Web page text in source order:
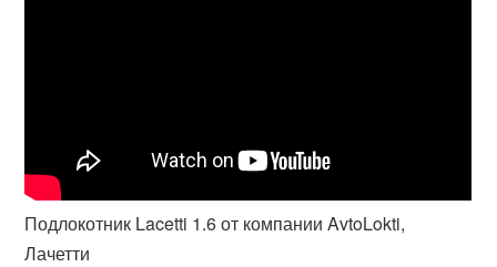
Подлокотник Lacetti 1.6 от компании AvtoLokti,
Лачетти